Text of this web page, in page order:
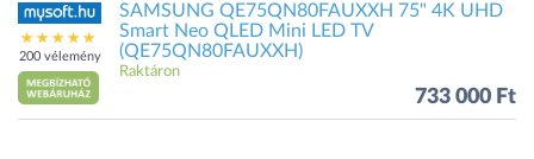
200 vélemény
SAMSUNG QE75QN80FAUXXH 75" 4K UHD
Smart Neo QLED Mini LED TV
(QE75QN80FAUXXH)
Raktáron
733 000 Ft